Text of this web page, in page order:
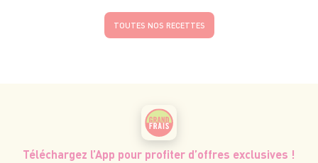
TOUTES NOS RECETTES
Téléchargez l’App pour profiter d’offres exclusives !